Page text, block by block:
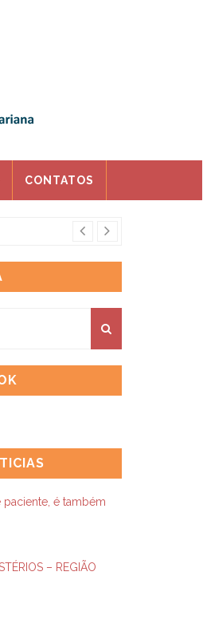
CONTATOS
paciente, é também
– REGIÃO